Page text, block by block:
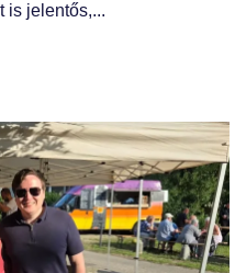
is jelentős,...